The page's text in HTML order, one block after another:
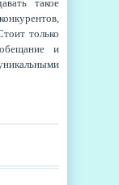
такое
только
и